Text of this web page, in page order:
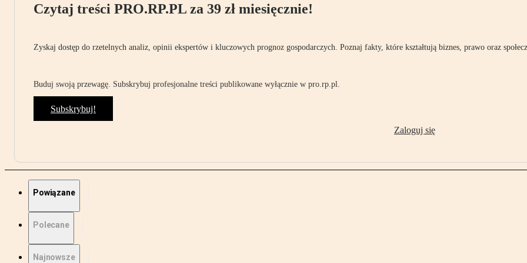
Czytaj treści PRO.RP.PL za 39 zł miesięcznie!
Zyskaj dostęp do rzetelnych analiz, opinii ekspertów i kluczowych prognoz gospodarczych. Poznaj fakty, które kształtują biznes, prawo oraz
Buduj swoją przewagę. Subskrybuj profesjonalne treści publikowane wyłącznie w pro.rp.pl.
Subskrybuj!
Zaloguj się
Powiązane
Polecane
Najnowsze